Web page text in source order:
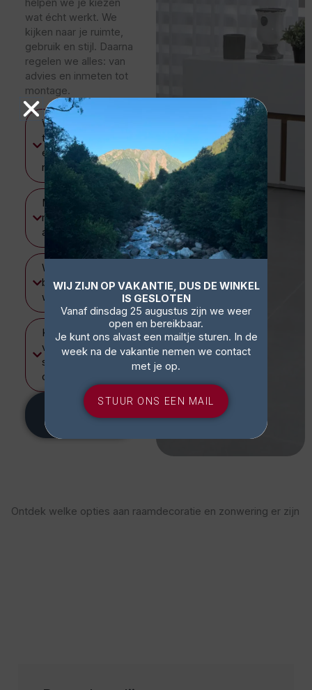
helpen we je kiezen
wat écht werkt. We
kijken naar je ruimte,
gebruik en stijl. Daarna
regelen we alles: van
advies en inmeten tot
montage.
Wat is het verschil
tussen zonwering
en
raamdecoratie?
Meten en
monteren jullie
alles zelf?
Wat werkt het
beste tegen
warmte in huis?
Kan ik
verschillende
systemen
combineren?
wij denken
met u mee!
Ontdek welke opties aan raamdecoratie en zonwering er zijn
WIJ ZIJN OP VAKANTIE, DUS DE WINKEL
IS GESLOTEN
Vanaf dinsdag 25 augustus zijn we weer
open en bereikbaar.
Je kunt ons alvast een mailtje sturen. In de
week na de vakantie nemen we contact
met je op.
STUUR ONS EEN MAIL